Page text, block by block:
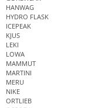
HANWAG
HYDRO FLASK
ICEPEAK
KJUS
LEKI
LOWA
MAMMUT
MARTINI
MERU
NIKE
ORTLIEB